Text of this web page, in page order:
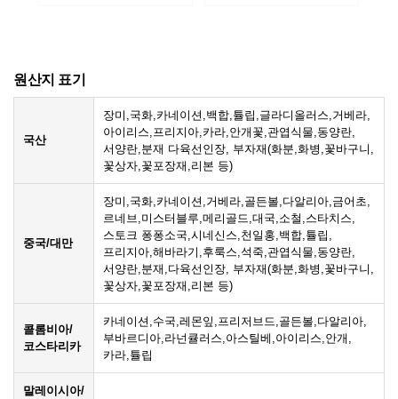
원산지 표기
국산
장미,국화,카네이션,백합,튤립,글라디올러스,거베라,
아이리스,프리지아,카라,안개꽃,관엽식물,동양란,
서양란,분재 다육선인장, 부자재(화분,화병,꽃바구니,
꽃상자,꽃포장재,리본 등)
중국/대만
장미,국화,카네이션,거베라,골든볼,다알리아,금어초,
르네브,미스터블루,메리골드,대국,소철,스타치스,
스토크 퐁퐁소국,시네신스,천일홍,백합,튤립,
프리지아,해바라기,후룩스,석죽,관엽식물,동양란,
서양란,분재,다육선인장, 부자재(화분,화병,꽃바구니,
꽃상자,꽃포장재,리본 등)
콜롬비아/
코스타리카
카네이션,수국,레몬잎,프리저브드,골든볼,다알리아,
부바르디아,라넌큘러스,아스틸베,아이리스,안개,
카라,튤립
말레이시아/